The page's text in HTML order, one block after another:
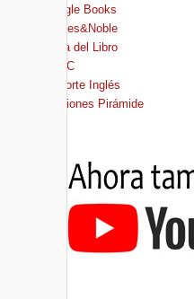
Google Books
Barnes&Noble
Casa del Libro
FNAC
El Corte Inglés
Ediciones Pirámide